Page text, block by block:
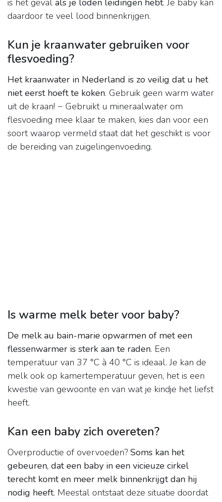
is het geval als je loden leidingen hebt. Je baby kan
daardoor te veel lood binnenkrijgen.
Kun je kraanwater gebruiken voor
flesvoeding?
Het kraanwater in Nederland is zo veilig dat u het
niet eerst hoeft te koken. Gebruik geen warm water
uit de kraan! − Gebruikt u mineraalwater om
flesvoeding mee klaar te maken, kies dan voor een
soort waarop vermeld staat dat het geschikt is voor
de bereiding van zuigelingenvoeding.
Is warme melk beter voor baby?
De melk au bain-marie opwarmen of met een
flessenwarmer is sterk aan te raden. Een
temperatuur van 37 °C à 40 °C is ideaal. Je kan de
melk ook op kamertemperatuur geven, het is een
kwestie van gewoonte en van wat je kindje het liefst
heeft.
Kan een baby zich overeten?
Overproductie of overvoeden? Soms kan het
gebeuren, dat een baby in een vicieuze cirkel
terecht komt en meer melk binnenkrijgt dan hij
nodig heeft. Meestal ontstaat deze situatie doordat